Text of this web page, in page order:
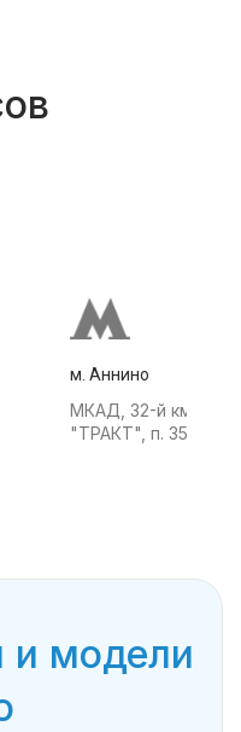
м. Аннино
МКАД, 32-й км, АТК
"ТРАКТ", п. 35
и модели